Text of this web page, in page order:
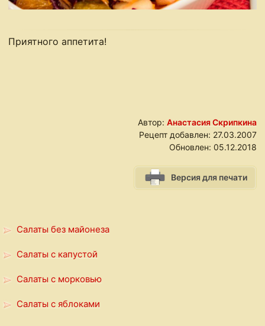
Приятного аппетита!
Автор: Анастасия Скрипкина
Рецепт добавлен: 27.03.2007
Обновлен: 05.12.2018
Версия для печати
Салаты без майонеза
Салаты с капустой
Салаты с морковью
Салаты с яблоками